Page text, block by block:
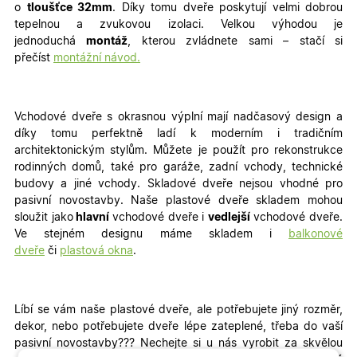
o tloušťce 32mm. Díky tomu dveře poskytují velmi dobrou
tepelnou a zvukovou izolaci. Velkou výhodou je
jednoduchámontáž, kterou zvládnete sami – stačí si
přečíst montážní návod.
Vchodové dveře s okrasnou výplní mají nadčasový design a
díky tomu perfektně ladí k moderním i tradičním
architektonickým stylům. Můžete je použít pro rekonstrukce
rodinných domů, také pro garáže, zadní vchody, technické
budovy a jiné vchody. Skladové dveře nejsou vhodné pro
pasivní novostavby. Naše plastové dveře skladem mohou
sloužit jakohlavní vchodové dveře i vedlejší vchodové dveře.
Ve stejném designu máme skladem i
balkonové
dveře či plastová okna.
Líbí se vám naše plastové dveře, ale potřebujete jiný rozměr,
dekor, nebo potřebujete dveře lépe zateplené, třeba do vaší
pasivní novostavby???
Nechejte si u nás vyrobit za skvělou